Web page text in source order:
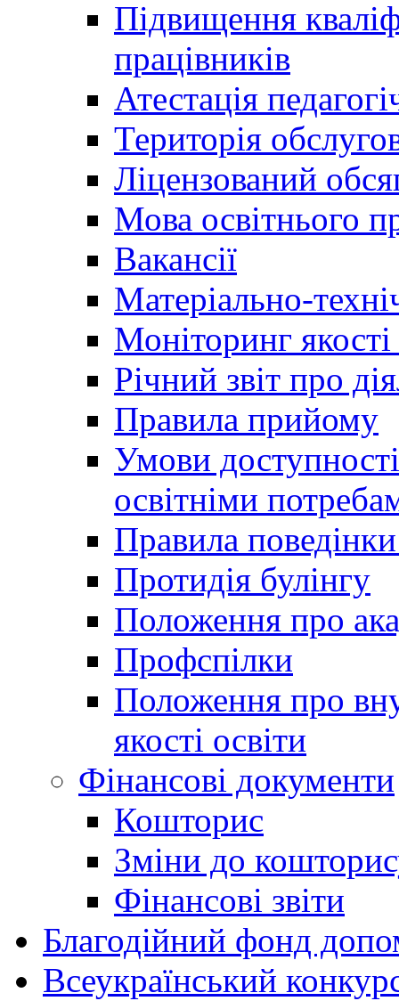
Підвищення
працівників
Атестація
Територія
Ліцензований
Мова освітнього
Вакансії
Матеріально-
Моніторинг якості
Річний звіт про
Правила прийому
Умови
освітніми
Правила поведінки
Протидія булінгу
Положення про
Профспілки
Положення про
якості освіти
Фінансові документи
Кошторис
Зміни до
Фінансові звіти
Благодійний фонд
Всеукраїнський